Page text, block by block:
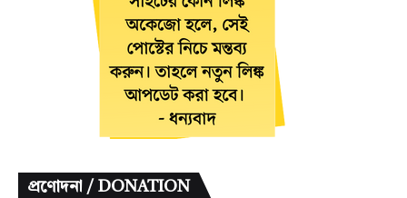
প্রণোদনা / DONATION